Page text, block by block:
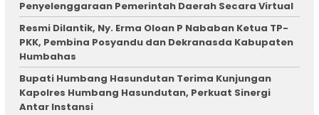
Penyelenggaraan Pemerintah Daerah Secara Virtual
Resmi Dilantik, Ny. Erma Oloan P Nababan Ketua TP-
PKK, Pembina Posyandu dan Dekranasda Kabupaten
Humbahas
Bupati Humbang Hasundutan Terima Kunjungan
Kapolres Humbang Hasundutan, Perkuat Sinergi
Antar Instansi